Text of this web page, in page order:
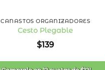
de
deseos
CANASTOS ORGANIZADORES
Cesto Plegable
$139